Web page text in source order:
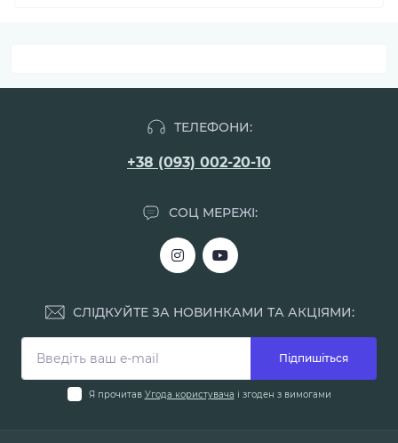
ТЕЛЕФОНИ:
+38 (093) 002-20-10
СОЦ МЕРЕЖІ:
СЛІДКУЙТЕ ЗА НОВИНКАМИ ТА АКЦІЯМИ:
Підпишіться
Я прочитав Угода користувача і згоден з вимогами